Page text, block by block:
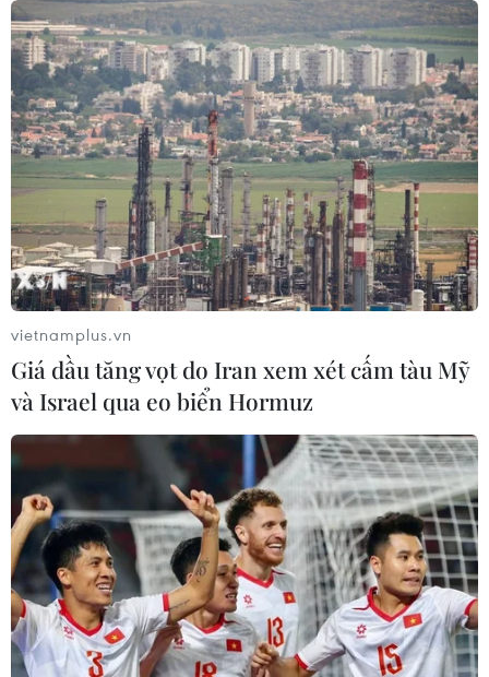
trong đời sống người dân Ai Cập
29/07/2026 08:32
Thường trực Ban Bí thư Trần
Cẩm Tú tiếp Tổng Thư ký Đảng
CNDD-FDD Burundi
29/07/2026 08:24
Tăng cường quan hệ đoàn kết, hợp
tác song phương Việt Nam-Burundi
28/07/2026 14:17
Thảm sát tại Tây Bắc Nigeria khiến ít
nhất 30 người thiệt mạng
27/07/2026 22:54
AfDB cảnh báo "siêu" El Nino có thể
khiến châu Phi thiệt hại 20 tỷ USD
26/07/2026 15:42
vietnamplus.vn
Giá dầu tăng vọt do Iran xem xét cấm tàu Mỹ
và Israel qua eo biển Hormuz